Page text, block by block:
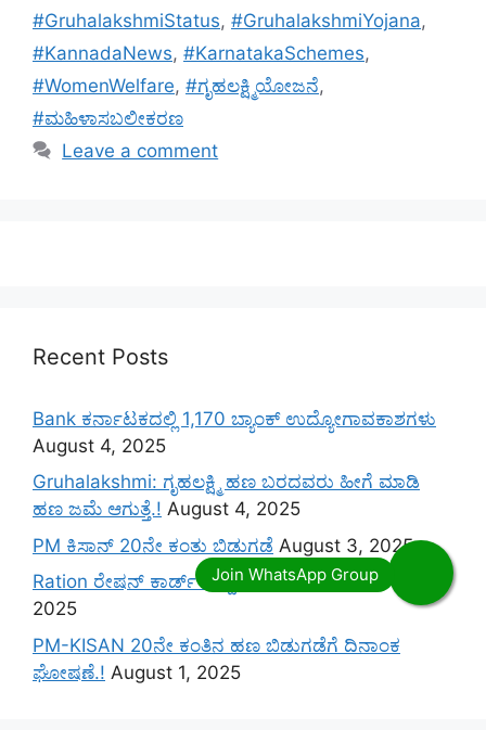
#GruhalakshmiStatus, #GruhalakshmiYojana,
#KannadaNews, #KarnatakaSchemes,
#WomenWelfare, #ಗೃಹಲಕ್ಷ್ಮಿಯೋಜನೆ,
#ಮಹಿಳಾಸಬಲೀಕರಣ
Leave a comment
Recent Posts
Bank ಕರ್ನಾಟಕದಲ್ಲಿ 1,170 ಬ್ಯಾಂಕ್ ಉದ್ಯೋಗಾವಕಾಶಗಳು
August 4, 2025
Gruhalakshmi: ಗೃಹಲಕ್ಷ್ಮಿ ಹಣ ಬರದವರು ಹೀಗೆ ಮಾಡಿ
ಹಣ ಜಮೆ‌ ಆಗುತ್ತೆ.! August 4, 2025
PM ಕಿಸಾನ್ 20ನೇ ಕಂತು ಬಿಡುಗಡೆ August 3, 2025
Ration ರೇಷನ್ ಕಾರ್ಡ್ ತಿದ್ದುಪಡಿ ಆರಂಭ August 3,
2025
PM-KISAN 20ನೇ ಕಂತಿನ ಹಣ ಬಿಡುಗಡೆಗೆ ದಿನಾಂಕ
ಘೋಷಣೆ.! August 1, 2025